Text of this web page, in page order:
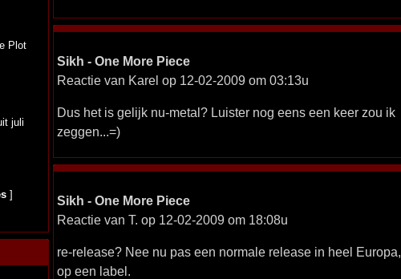
Plot
juli
]
Sikh - One More Piece
Reactie van Karel op 12-02-2009 om 03:13u
Dus het is gelijk nu-metal? Luister nog eens een keer zou ik
zeggen...=)
Sikh - One More Piece
Reactie van T. op 12-02-2009 om 18:08u
re-release? Nee nu pas een normale release in heel Europa,
op een label.